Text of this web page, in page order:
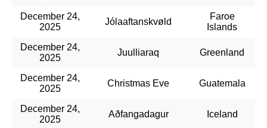
December 24,
2025
Jólaaftanskvøld
Faroe
Islands
December 24,
2025
Juulliaraq Greenland
December 24,
2025
Christmas Eve Guatemala
December 24,
2025
Aðfangadagur Iceland